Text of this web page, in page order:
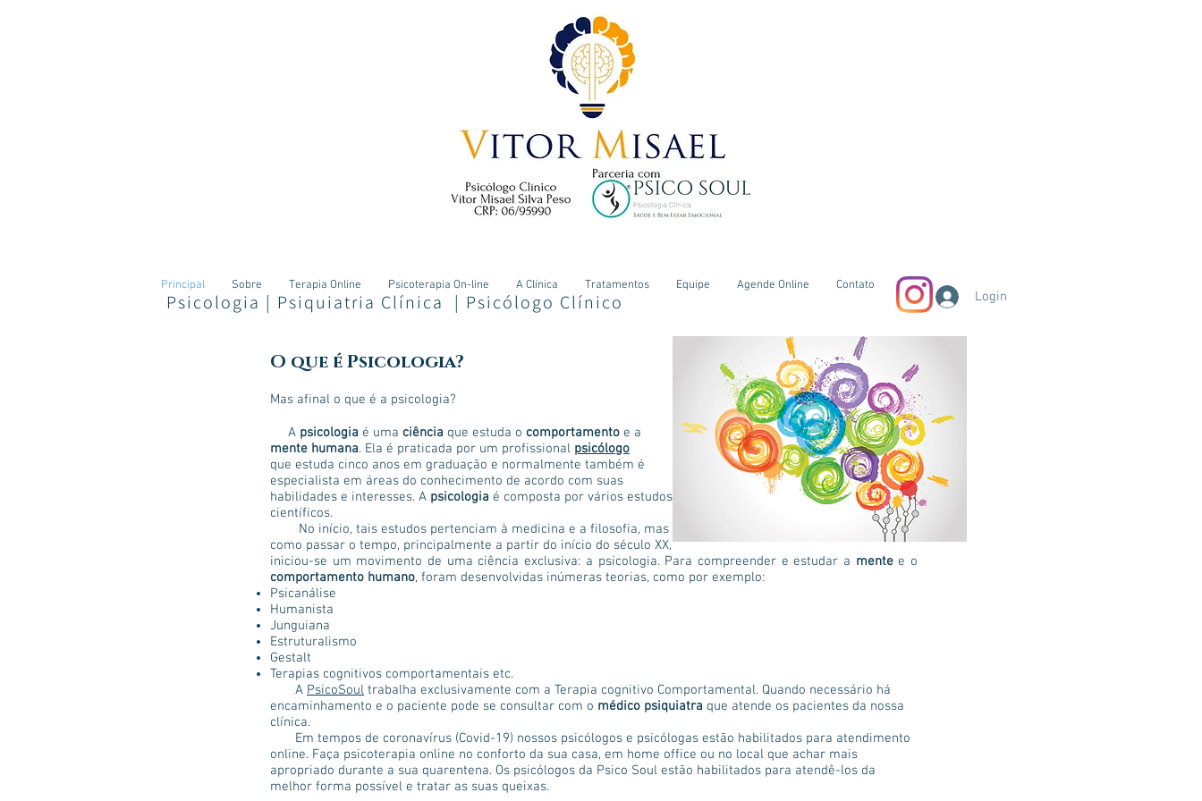
Principal Sobre Terapia Online Psicoterapia On-line A Clínica Tratamentos Equipe Agende Online Contato
Psicologia | Psiquiatria Clínica | Psicólogo Clínico Login
O que é Psicologia?
Mas afinal o que é a psicologia?
A psicologia é uma ciência que estuda o comportamento e a
mente humana. Ela é praticada por um profissional psicólogo
que estuda cinco anos em graduação e normalmente também é
especialista em áreas do conhecimento de acordo com suas
habilidades e interesses. A psicologia é composta por vários estudos
científicos.
No início, tais estudos pertenciam à medicina e a filosofia, mas
como passar o tempo, principalmente a partir do início do século XX,
iniciou-se um movimento de uma ciência exclusiva: a psicologia. Para compreender e estudar a mente e o
comportamento humano, foram desenvolvidas inúmeras teorias, como por exemplo:
Psicanálise
Humanista
Junguiana
Estruturalismo
Gestalt
Terapias cognitivos comportamentais etc.
A PsicoSoul trabalha exclusivamente com a Terapia cognitivo Comportamental. Quando necessário há
encaminhamento e o paciente pode se consultar com o médico psiquiatra que atende os pacientes da nossa
clínica.
Em tempos de coronavírus (Covid-19) nossos psicólogos e psicólogas estão habilitados para atendimento
online. Faça psicoterapia online no conforto da sua casa, em home office ou no local que achar mais
apropriado durante a sua quarentena. Os psicólogos da Psico Soul estão habilitados para atendê-los da
melhor forma possível e tratar as suas queixas.